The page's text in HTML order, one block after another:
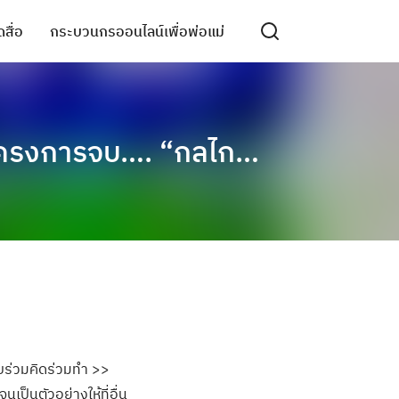
สื่อ กระบวนกรออนไลน์เพื่อพ่อแม่
รงการจบ…. “กลไก…
วมคิดร่วมทำ >>
นเป็นตัวอย่างให้ที่อื่น